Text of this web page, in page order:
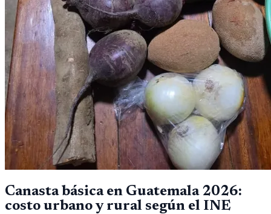
Canasta básica en Guatemala 2026:
costo urbano y rural según el INE